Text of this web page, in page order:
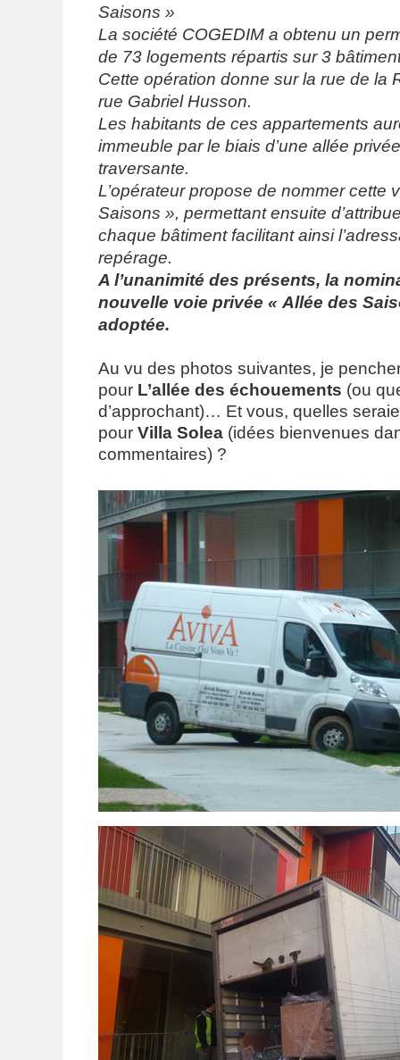
Saisons »
La société COGEDIM a obtenu un
de 73 logements répartis sur 3
Cette opération donne sur la rue de la
rue Gabriel Husson.
Les habitants de ces appartements
immeuble par le biais d’une allée
traversante.
L’opérateur propose de nommer cette
Saisons », permettant ensuite
chaque bâtiment facilitant ainsi
repérage.
A l’unanimité des présents, la
nouvelle voie privée « Allée des
adoptée.
Au vu des photos suivantes, je
pour L’allée des échouements (ou
d’approchant)… Et vous, quelles
pour Villa Solea (idées bienvenues
commentaires) ?